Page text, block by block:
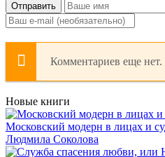
Отправить
Комментариев еще
Новые книги
Московский модерн в лицах и
Людмила Соколова